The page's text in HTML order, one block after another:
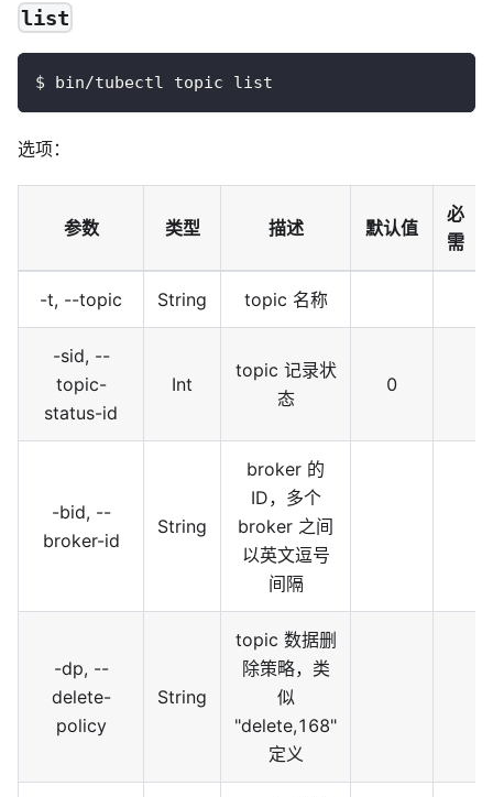
list
$ bin/tubectl topic list
选项：
参数 类型 描述 默认值
必
需
-t, --topic String topic 名称
-sid, --
topic-
status-id
Int
topic 记录状
态
0
-bid, --
broker-id
String
broker 的
ID，多个
broker 之间
以英文逗号
间隔
-dp, --
delete-
policy
String
topic 数据删
除策略，类
似
"delete,168"
定义